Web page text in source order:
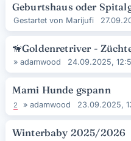
Geburtshaus oder
Gestartet von Marijufi
🦮Goldenretriver -
» adamwood 24.09.2025,
Mami Hunde gspann
2 » adamwood 23.09.2025,
Winterbaby 2025/2026